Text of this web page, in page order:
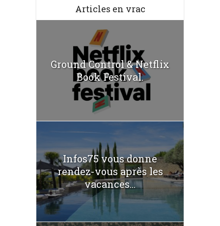
Articles en vrac
Ground Control & Netflix
Book Festival.
Infos75 vous donne
rendez-vous après les
vacances...